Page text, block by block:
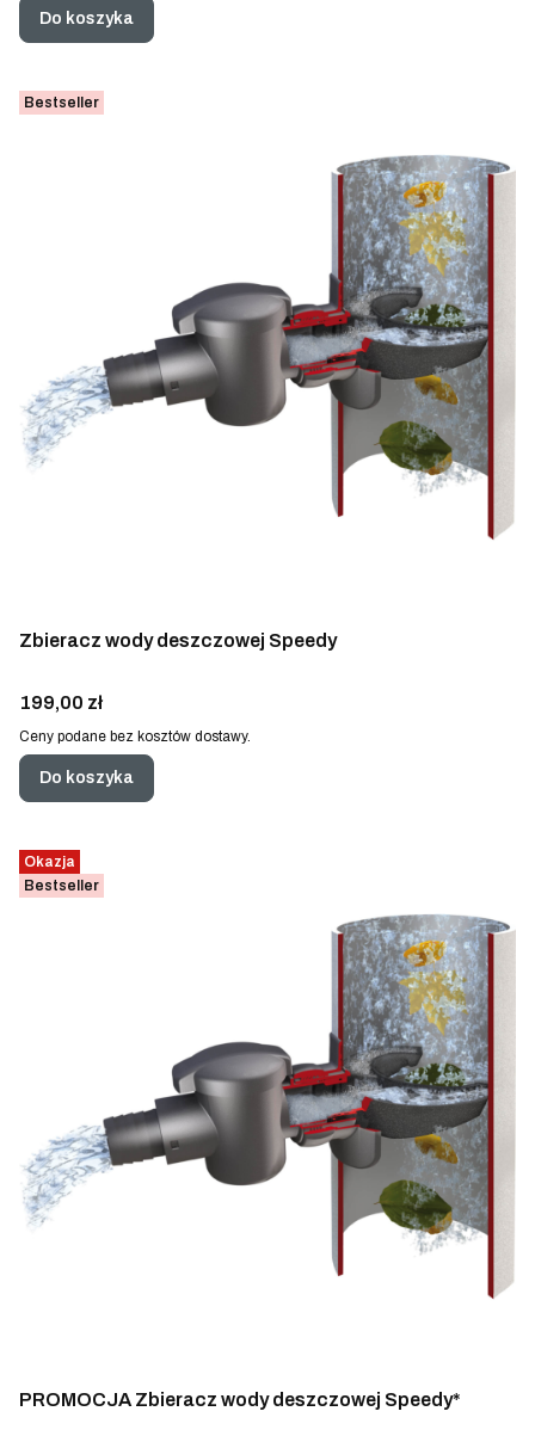
Do koszyka
Bestseller
Zbieracz wody deszczowej Speedy
Cena
199,00 zł
Ceny podane bez kosztów dostawy.
Do koszyka
Okazja
Bestseller
PROMOCJA Zbieracz wody deszczowej Speedy*